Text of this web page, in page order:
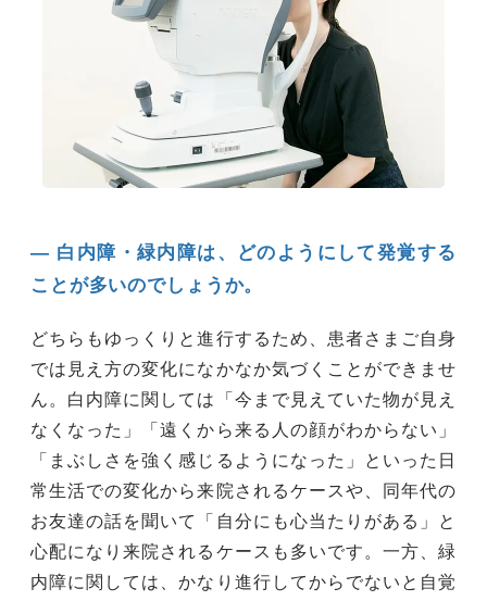
― 白内障・緑内障は、どのようにして発覚する
ことが多いのでしょうか。
どちらもゆっくりと進行するため、患者さまご自身
では見え方の変化になかなか気づくことができませ
ん。白内障に関しては「今まで見えていた物が見え
なくなった」「遠くから来る人の顔がわからない」
「まぶしさを強く感じるようになった」といった日
常生活での変化から来院されるケースや、同年代の
お友達の話を聞いて「自分にも心当たりがある」と
心配になり来院されるケースも多いです。一方、緑
内障に関しては、かなり進行してからでないと自覚